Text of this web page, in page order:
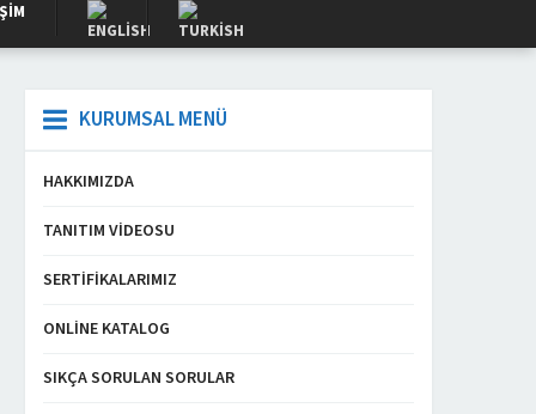
KURUMSAL MENÜ
HAKKIMIZDA
TANITIM VIDEOSU
SERTIFIKALARIMIZ
ONLINE KATALOG
SIKÇA SORULAN SORULAR